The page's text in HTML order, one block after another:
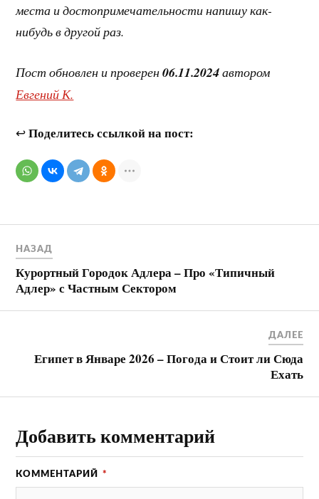
места и достопримечательности напишу как-
нибудь в другой раз.
Пост обновлен и проверен06.11.2024автором
Евгений К.
↩Поделитесь ссылкой на пост:
НАЗАД
Курортный Городок Адлера – Про «Типичный
Адлер» с Частным Сектором
ДАЛЕЕ
Египет в Январе 2026 – Погода и Стоит ли Сюда
Ехать
Добавить комментарий
КОММЕНТАРИЙ *